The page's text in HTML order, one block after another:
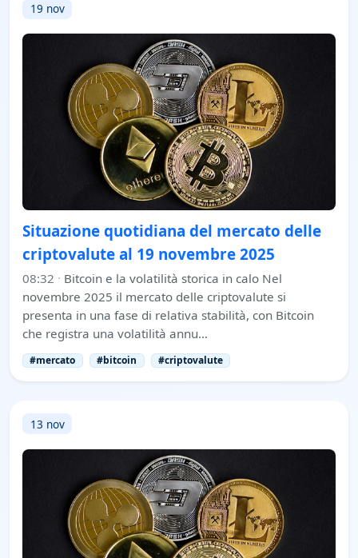
19 nov
Situazione quotidiana del mercato delle
criptovalute al 19 novembre 2025
08:32 · Bitcoin e la volatilità storica in calo Nel
novembre 2025 il mercato delle criptovalute si
presenta in una fase di relativa stabilità, con Bitcoin
che registra una volatilità annu…
#mercato #bitcoin #criptovalute
13 nov